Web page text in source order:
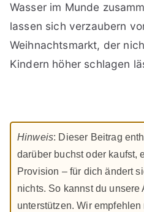
Wasser im Munde
lassen sich verzaubern
Weihnachtsmarkt, der
Kindern höher schlagen
Hinweis: Dieser Beitrag
darüber buchst oder kaufst,
Provision – für dich ändert
nichts. So kannst du
unterstützen. Wir